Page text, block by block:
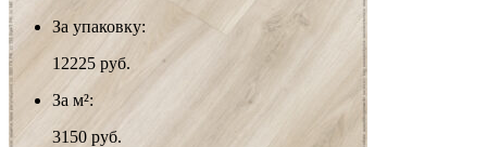
За упаковку:
12225 руб.
За м²:
3150 руб.